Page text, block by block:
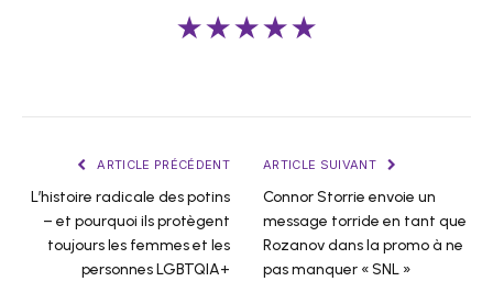
★★★★★
ARTICLE PRÉCÉDENT
L’histoire radicale des potins
– et pourquoi ils protègent
toujours les femmes et les
personnes LGBTQIA+
ARTICLE SUIVANT
Connor Storrie envoie un
message torride en tant que
Rozanov dans la promo à ne
pas manquer « SNL »